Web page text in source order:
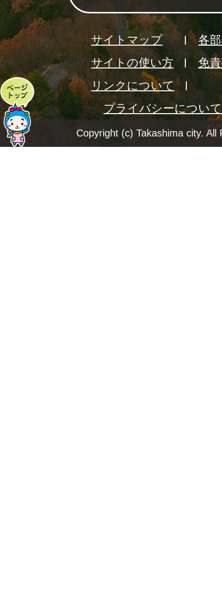
ペ
ー
ジ
サイトマップ
各
サイトの使い方
免
リンクについて
プライバシーについて
Copyright (c) Takashima city. All